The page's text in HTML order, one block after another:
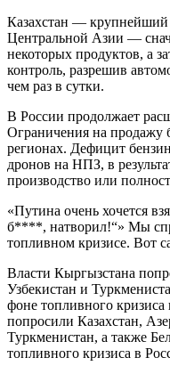
Казахстан — крупнейший
Центральной Азии —
некоторых продуктов, а
контроль, разрешив
чем раз в сутки.
В России продолжает
Ограничения на продажу
регионах. Дефицит
дронов на НПЗ, в
производство или
«Путина очень хочется
б****, натворил!“» Мы
топливном кризисе. Вот
Власти Кыргызстана
Узбекистан и
фоне топливного
попросили Казахстан,
Туркменистан, а также
топливного кризиса в